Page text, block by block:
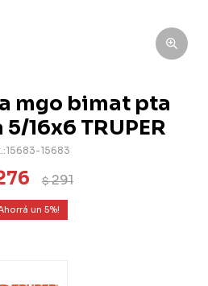
mgo bimat pta
16x6 TRUPER
15683-15683
$291
5